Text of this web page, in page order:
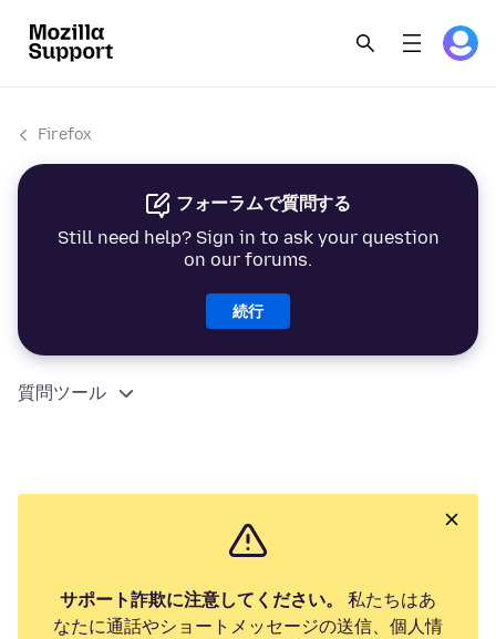
Firefox
フォーラムで質問する
Still need help? Sign in to ask your question
on our forums.
続行
質問ツール
サポート詐欺に注意してください。
私たちはあ
なたに通話やショートメッセージの送信、個人情